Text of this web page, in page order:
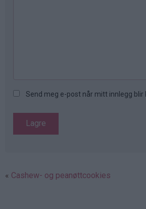
Send meg e-post når mitt innlegg
Cashew- og peanøttcookies